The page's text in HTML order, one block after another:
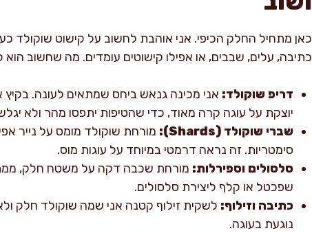
כאן מתחיל החלק הכיפי. אני אוהבת לחשוב על קישוט שוקולד
כתיבה, עלים, שבבים, או אפילו קישוטים עומדים. מה שחשוב
דריפ שוקולד: אני מכינה גנאש ביחס שמתאים לעונה.
יוצקת על עוגה קרה מאוד, כדי שהטיפות יתפסו מהר ולא
שברי שוקולד (Shards):
מורחת שוקולד מומס על נייר
סימטריות. זה נראה דרמטי במיוחד על עוגות מוס.
סלסולים וספירלות: מורחת שכבה דקה על משטח חלק,
שפכטל או קלף ליצירת סלסולים.
כתיבה וזילוף: לשקית זילוף קטנה אני שמה שוקולד חלק
נוגעת בעוגה.